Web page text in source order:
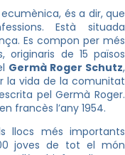
és a dir, que
Està situada
Es compon per més
originaris de 15 països
Germà Roger Schutz,
la vida de la comunitat
pel Germà Roger.
francès l’any 1954.
llocs més importants
joves de tot el món